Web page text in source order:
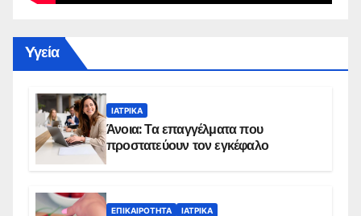
Yγεία
ΙΑΤΡΙΚΆ
Άνοια: Τα επαγγέλματα που
προστατεύουν τον εγκέφαλο
ΕΠΙΚΑΙΡΌΤΗΤΑ ΙΑΤΡΙΚΆ